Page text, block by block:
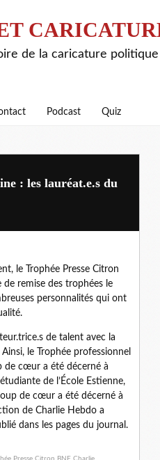
de la caricature
Podcast Quiz
: les lauréat.e.s du
le Trophée Presse Citron
de remise des trophées le
personnalités qui ont
de talent avec la
le Trophée professionnel
de cœur a été décerné à
de l’École Estienne,
de cœur a été décerné à
de Charlie Hebdo a
dans les pages du journal.